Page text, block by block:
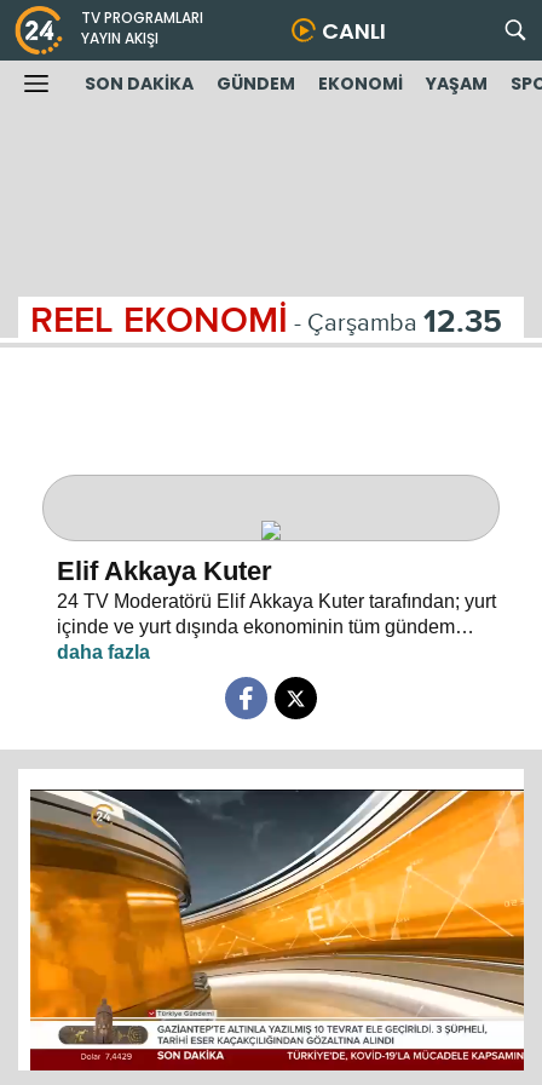
TV PROGRAMLARI
YAYIN AKIŞI
CANLI
SON DAKİKA GÜNDEM EKONOMİ YAŞAM
REEL EKONOMİ - Çarşamba 12.35
Elif Akkaya Kuter
24 TV Moderatörü Elif Akkaya Kuter tarafından; yurt
içinde ve yurt dışında ekonominin tüm gündem
maddeleri ve alanında uzman stüdyo konuklarıyla
sebep sonuç ilişkileri analiz ediliyor.